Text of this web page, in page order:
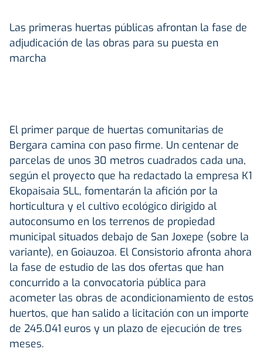
Las primeras huertas públicas afrontan la fase de
adjudicación de las obras para su puesta en
marcha
El primer parque de huertas comunitarias de
Bergara camina con paso firme. Un centenar de
parcelas de unos 30 metros cuadrados cada una,
según el proyecto que ha redactado la empresa K1
Ekopaisaia SLL, fomentarán la afición por la
horticultura y el cultivo ecológico dirigido al
autoconsumo en los terrenos de propiedad
municipal situados debajo de San Joxepe (sobre la
variante), en Goiauzoa. El Consistorio afronta ahora
la fase de estudio de las dos ofertas que han
concurrido a la convocatoria pública para
acometer las obras de acondicionamiento de estos
huertos, que han salido a licitación con un importe
de 245.041 euros y un plazo de ejecución de tres
meses.